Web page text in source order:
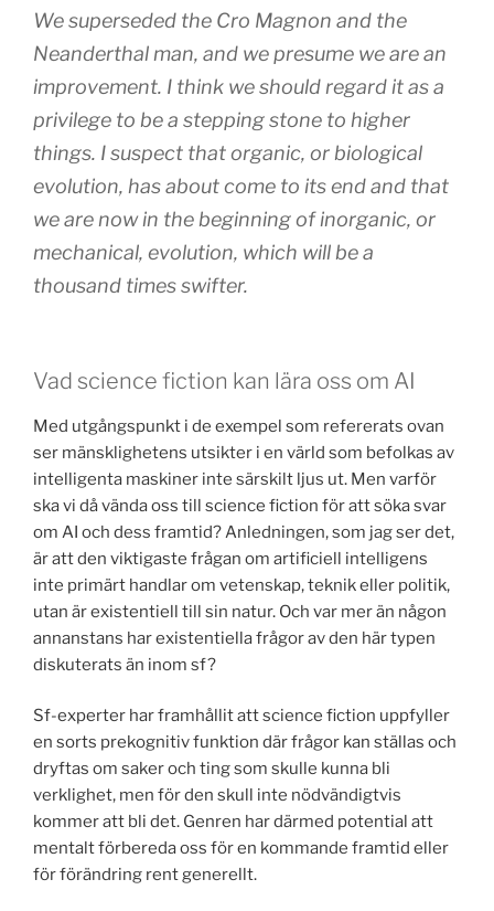
We superseded the Cro Magnon and the
Neanderthal man, and we presume we are an
improvement. I think we should regard it as a
privilege to be a stepping stone to higher
things. I suspect that organic, or biological
evolution, has about come to its end and that
we are now in the beginning of inorganic, or
mechanical, evolution, which will be a
thousand times swifter.
Vad science fiction kan lära oss om AI
Med utgångspunkt i de exempel som refererats ovan
ser mänsklighetens utsikter i en värld som befolkas av
intelligenta maskiner inte särskilt ljus ut. Men varför
ska vi då vända oss till science fiction för att söka svar
om AI och dess framtid? Anledningen, som jag ser det,
är att den viktigaste frågan om artificiell intelligens
inte primärt handlar om vetenskap, teknik eller politik,
utan är existentiell till sin natur. Och var mer än någon
annanstans har existentiella frågor av den här typen
diskuterats än inom sf?
Sf-experter har framhållit att science fiction uppfyller
en sorts prekognitiv funktion där frågor kan ställas och
dryftas om saker och ting som skulle kunna bli
verklighet, men för den skull inte nödvändigtvis
kommer att bli det. Genren har därmed potential att
mentalt förbereda oss för en kommande framtid eller
för förändring rent generellt.